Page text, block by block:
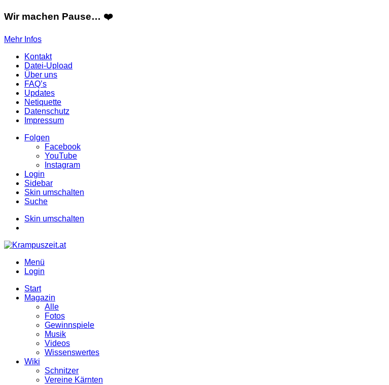
Wir machen Pause… ❤️
Mehr Infos
Kontakt
Datei-Upload
Über uns
FAQ’s
Updates
Netiquette
Datenschutz
Impressum
Folgen
Facebook
YouTube
Instagram
Login
Sidebar
Skin umschalten
Suche
Skin umschalten
Menü
Login
Start
Magazin
Alle
Fotos
Gewinnspiele
Musik
Videos
Wissenswertes
Wiki
Schnitzer
Vereine Kärnten